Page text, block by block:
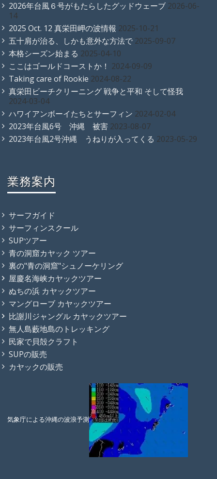
2026年台風６号がもたらしたグッドウェーブ 2026-06-
14
2025 Oct. 12 真栄田岬の波情報 2025-10-21
五十肩が治る、しかも意外な方法で 2025-09-07
本格シーズン始まる 2025-04-10
ここはゴールドコーストか！ 2024-09-09
Taking care of Rookie 2024-08-22
真栄田ビーチクリーニング 戦争と平和 そして怪我
2024-03-04
ハワイアンボーイたちとサーフィン 2024-02-04
2023年台風6号 沖縄 被害 2023-08-07
2023年台風2号沖縄 うねりが入ってくる 2023-05-29
業務案内
サーフガイド
サーフィンスクール
SUPツアー
青の洞窟カヤック ツアー
裏の"青の洞窟"シュノーケリング
屋慶名海峡カヤックツアー
ぬちの浜 カヤックツアー
マングローブ カヤックツアー
比謝川ジャングル カヤックツアー
無人島藪地島のトレッキング
民家で貝殻クラフト
SUPの販売
カヤックの販売
気象庁による沖縄の波浪予測